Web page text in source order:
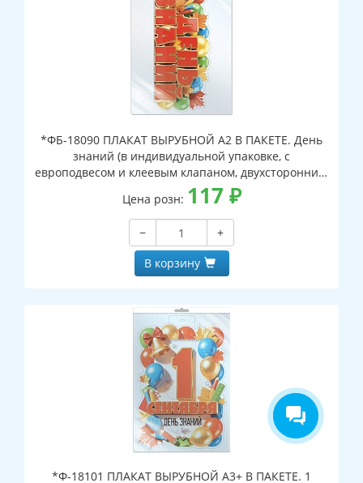
*ФБ-18090 ПЛАКАТ ВЫРУБНОЙ А2 В ПАКЕТЕ. День
знаний (в индивидуальной упаковке, с
европодвесом и клеевым клапаном, двухсторонний,
ВД-лак)
Цена розн: 117 ₽
−
+
В корзину
*Ф-18101 ПЛАКАТ ВЫРУБНОЙ А3+ В ПАКЕТЕ. 1